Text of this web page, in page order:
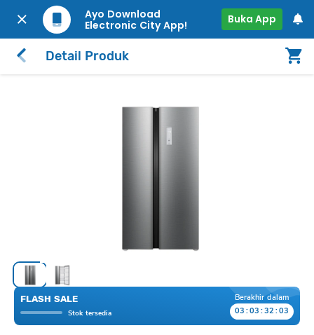
Ayo Download
Electronic City App!
Buka App
Detail Produk
FLASH SALE
Stok tersedia
Berakhir dalam
03 :03 :32 :03